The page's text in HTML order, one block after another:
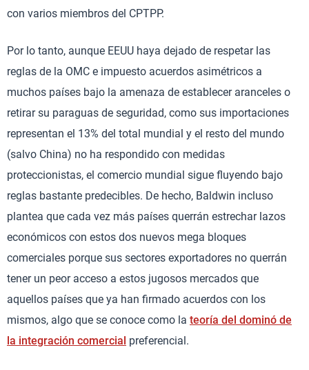
con varios miembros del CPTPP.
Por lo tanto, aunque EEUU haya dejado de respetar las
reglas de la OMC e impuesto acuerdos asimétricos a
muchos países bajo la amenaza de establecer aranceles o
retirar su paraguas de seguridad, como sus importaciones
representan el 13% del total mundial y el resto del mundo
(salvo China) no ha respondido con medidas
proteccionistas, el comercio mundial sigue fluyendo bajo
reglas bastante predecibles. De hecho, Baldwin incluso
plantea que cada vez más países querrán estrechar lazos
económicos con estos dos nuevos mega bloques
comerciales porque sus sectores exportadores no querrán
tener un peor acceso a estos jugosos mercados que
aquellos países que ya han firmado acuerdos con los
mismos, algo que se conoce como la teoría del dominó de
la integración comercial preferencial.